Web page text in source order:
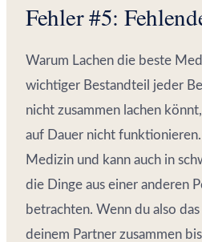
Fehler #5:
Warum Lachen die beste
wichtiger Bestandteil jeder
nicht zusammen lachen
auf Dauer nicht
Medizin und kann auch in
die Dinge aus einer anderen
betrachten. Wenn du also
deinem Partner zusammen